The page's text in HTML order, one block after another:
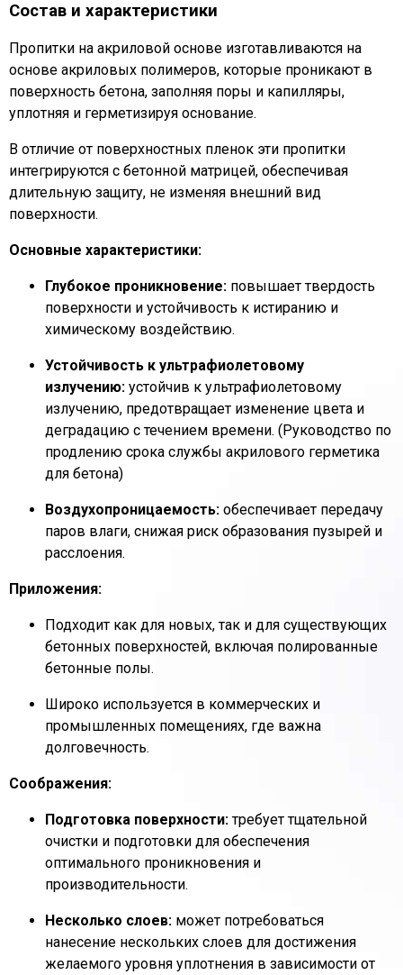
Состав и характеристики
Пропитки на акриловой основе изготавливаются на
основе акриловых полимеров, которые проникают в
поверхность бетона, заполняя поры и капилляры,
уплотняя и герметизируя основание.
В отличие от поверхностных пленок эти пропитки
интегрируются с бетонной матрицей, обеспечивая
длительную защиту, не изменяя внешний вид
поверхности.
Основные характеристики:
Глубокое проникновение: повышает твердость
поверхности и устойчивость к истиранию и
химическому воздействию.
Устойчивость к ультрафиолетовому
излучению: устойчив к ультрафиолетовому
излучению, предотвращает изменение цвета и
деградацию с течением времени. (Руководство по
продлению срока службы акрилового герметика
для бетона)
Воздухопроницаемость: обеспечивает передачу
паров влаги, снижая риск образования пузырей и
расслоения.
Приложения:
Подходит как для новых, так и для существующих
бетонных поверхностей, включая полированные
бетонные полы.
Широко используется в коммерческих и
промышленных помещениях, где важна
долговечность.
Соображения:
Подготовка поверхности:требует тщательной
очистки и подготовки для обеспечения
оптимального проникновения и
производительности.
Несколько слоев: может потребоваться
нанесение нескольких слоев для достижения
желаемого уровня уплотнения в зависимости от